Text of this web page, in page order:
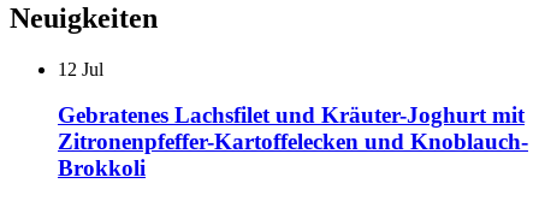
Neuigkeiten
12 Jul
Gebratenes Lachsfilet und Kräuter-Joghurt mit
Zitronenpfeffer-Kartoffelecken und Knoblauch-
Brokkoli